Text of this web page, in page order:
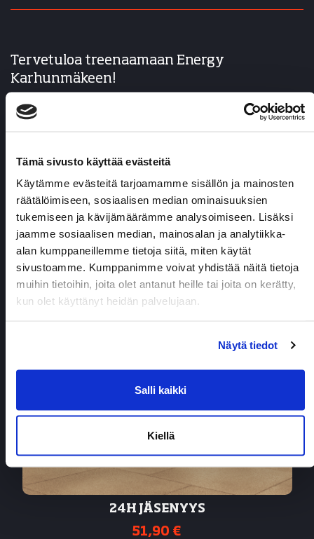
Tämä sivusto käyttää evästeitä
Käytämme evästeitä tarjoamamme sisällön ja mainosten
räätälöimiseen, sosiaalisen median ominaisuuksien
tukemiseen ja kävijämäärämme analysoimiseen. Lisäksi
jaamme sosiaalisen median, mainosalan ja analytiikka-
alan kumppaneillemme tietoja siitä, miten käytät
sivustoamme. Kumppanimme voivat yhdistää näitä tietoja
muihin tietoihin, joita olet antanut heille tai joita on kerätty,
kun olet käyttänyt heidän palvelujaan.
Näytä tiedot
Salli kaikki
Kiellä
Tervetuloa treenaamaan Energy
Karhunmäkeen!
Osta jäsenyys verkkokaupastamme, lataa
mobiiliapplikaatio
Joensuun kolmessa kuntokeskuksessa sekä myös
Kuopion ja Liperin kuntokeskuksissa.
24H JÄSENYYS
51,90 €